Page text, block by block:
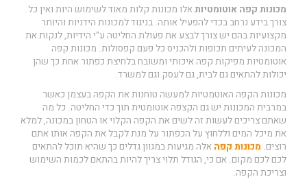
מכונות קפה אוטומטיותאלו מכונות קלות מאוד לשימוש היות ואין כל
צורך בידע נרחב בכדי להפעיל אותה. בניגוד למכונות הידניות והיותר
מקצועיות בהם יש צורך לבצע את פעולת החליטה ע"י הידיות, לנקות את
המכונה לעיתים תכופות ולהכניס כל פעם קפסולות. מכונות קפה
אוטומטיות מפיקות קפה איכותי ומשובח בלחיצת כפתור אחת כך שהן
יכולות להתאים גם לבית, גם לעסק וגם למשרד.
מכונות הקפה האוטמטיות למעשה טוחנות את הקפה בעצמן כאשר
במרבית המכונות יש גם הקצפה אוטומטית תוך כדי החליטה. כל מה
שאתם צריכים לעשות זה לשים את הקפה הקלוי או הטחון במכונה, למלא
את מיכל המים וללחוץ על הכפתור על מנת לקבל את הקפה אותו אתם
רוצים. מכונות קפה אלה מגיעות במגוון גדלים כך שהיא תוכל להתאים
לכם לכם מקום. אם כי, הגודל תלוי צריך להיות בהתאם לכמות השימוש
וצריכת הקפה.